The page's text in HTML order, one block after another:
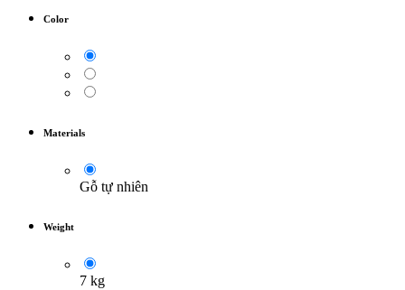
Color
Materials
Gỗ tự nhiên
Weight
7 kg